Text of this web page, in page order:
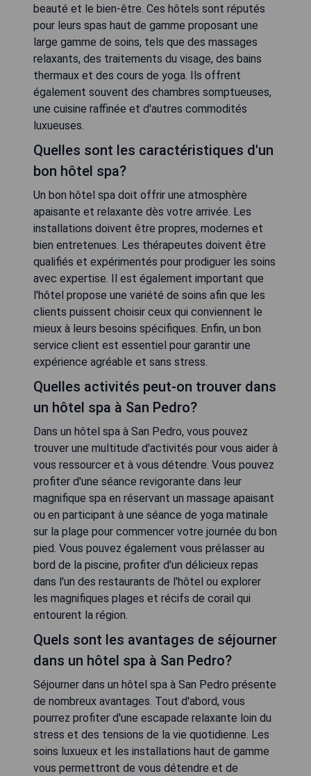
beauté et le bien-être. Ces hôtels sont réputés
pour leurs spas haut de gamme proposant une
large gamme de soins, tels que des massages
relaxants, des traitements du visage, des bains
thermaux et des cours de yoga. Ils offrent
également souvent des chambres somptueuses,
une cuisine raffinée et d'autres commodités
luxueuses.
Quelles sont les caractéristiques d'un
bon hôtel spa?
Un bon hôtel spa doit offrir une atmosphère
apaisante et relaxante dès votre arrivée. Les
installations doivent être propres, modernes et
bien entretenues. Les thérapeutes doivent être
qualifiés et expérimentés pour prodiguer les soins
avec expertise. Il est également important que
l'hôtel propose une variété de soins afin que les
clients puissent choisir ceux qui conviennent le
mieux à leurs besoins spécifiques. Enfin, un bon
service client est essentiel pour garantir une
expérience agréable et sans stress.
Quelles activités peut-on trouver dans
un hôtel spa à San Pedro?
Dans un hôtel spa à San Pedro, vous pouvez
trouver une multitude d'activités pour vous aider à
vous ressourcer et à vous détendre. Vous pouvez
profiter d'une séance revigorante dans leur
magnifique spa en réservant un massage apaisant
ou en participant à une séance de yoga matinale
sur la plage pour commencer votre journée du bon
pied. Vous pouvez également vous prélasser au
bord de la piscine, profiter d'un délicieux repas
dans l'un des restaurants de l'hôtel ou explorer
les magnifiques plages et récifs de corail qui
entourent la région.
Quels sont les avantages de séjourner
dans un hôtel spa à San Pedro?
Séjourner dans un hôtel spa à San Pedro présente
de nombreux avantages. Tout d'abord, vous
pourrez profiter d'une escapade relaxante loin du
stress et des tensions de la vie quotidienne. Les
soins luxueux et les installations haut de gamme
vous permettront de vous détendre et de